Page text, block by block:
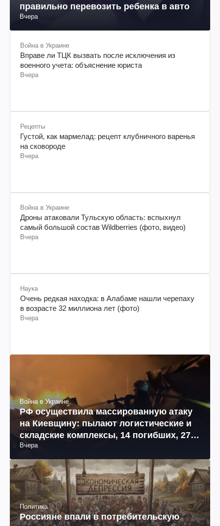
правильно перевозить ребенка в авто
Вчера
Война в Украине
Вправе ли ТЦК вызвать после исключения из
военного учета: объяснение юриста
Вчера
Рецепты
Густой, как мармелад: рецепт клубничного варенья
на сковороде
Вчера
Война в Украине
Дроны атаковали Тульскую область: вспыхнул
самый большой состав Wildberries (фото, видео)
Вчера
Наука
Очень редкая находка: в Алабаме нашли черепаху
в возрасте 32 миллиона лет (фото)
Вчера
Война в Украине
РФ осуществила массированную атаку
на Киевщину: пылают логистические и
складские комплексы, 14 погибших, 27
раненых (фото, видео)
Вчера
Политика
Россияне впали в потребительскую